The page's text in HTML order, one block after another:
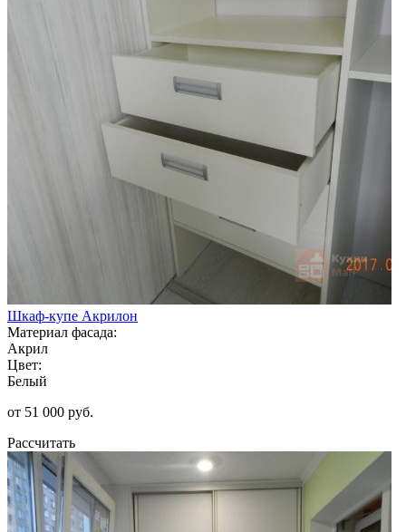
Шкаф-купе Акрилон
Материал фасада:
Акрил
Цвет:
Белый
от 51 000 руб.
Рассчитать